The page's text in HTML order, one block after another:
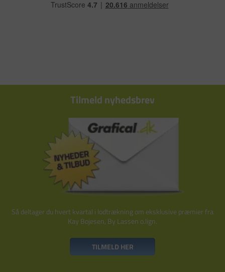
Tilmeld nyhedsbrev
Så deltager du hvert kvartal i lodtrækning om eksklusive præmier fra
Kay Bojesen, By Lassen o.lign.
TILMELD HER